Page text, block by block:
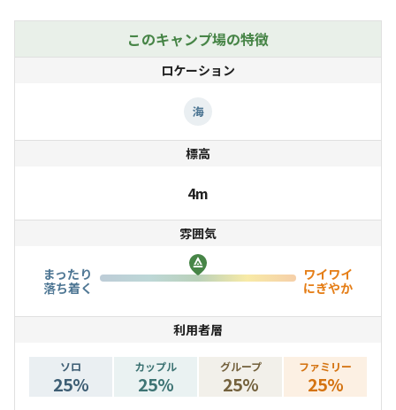
バイルハウス「住箱－JYUBAKO－」を12棟設置（宿泊可
能）。スノーピークのキャンプ用品やアパレルの豊富なラ
気候は一年中温暖で、冬でも日中は暖かくお過ごしいただ
キャンプフィールド横にはいつでも足を運べる海が広が
ど、年間を通じてマリンレジャーをお楽しみいただけま
たくさんの漁港を抱える土佐清水の主要海産物は、「宗田
がつお」と「清水サバ」。キャンプフィールド内では、お
刺身盛りのデリバリーや土佐名物「カツオの藁焼き体験」
など、土佐清水の海の恵みを堪能することもできます。
このキャンプ場の特徴
ロケーション
海
標高
4m
雰囲気
まったり
落ち着く
ワイワイ
にぎやか
利用者層
ソロ
25%
カップル
25%
グループ
25%
ファミリー
25%